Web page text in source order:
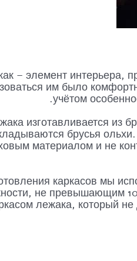
– элемент интерьера,
им было
учётом
изготавливается из
брусья
материалом и не
каркасов мы
не превышающим
лежака, который не